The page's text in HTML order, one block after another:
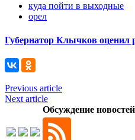
куда пойти в выходные
орел
Губернатор Клычков оценил
Previous article
Next article
Обсуждение